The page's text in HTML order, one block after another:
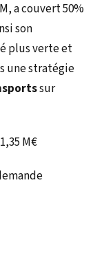
a couvert 50%
son
plus verte et
une stratégie
sur
M€